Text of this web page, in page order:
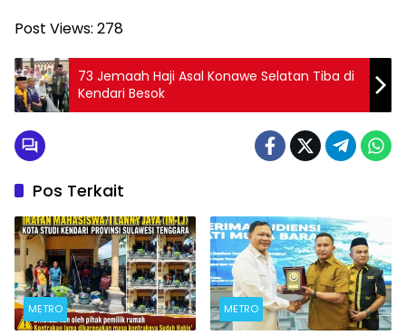
Post Views: 278
73 Jemaah Haji Asal Konawe Selatan Tiba di
Kendari Besok
Pos Terkait
METRO METRO